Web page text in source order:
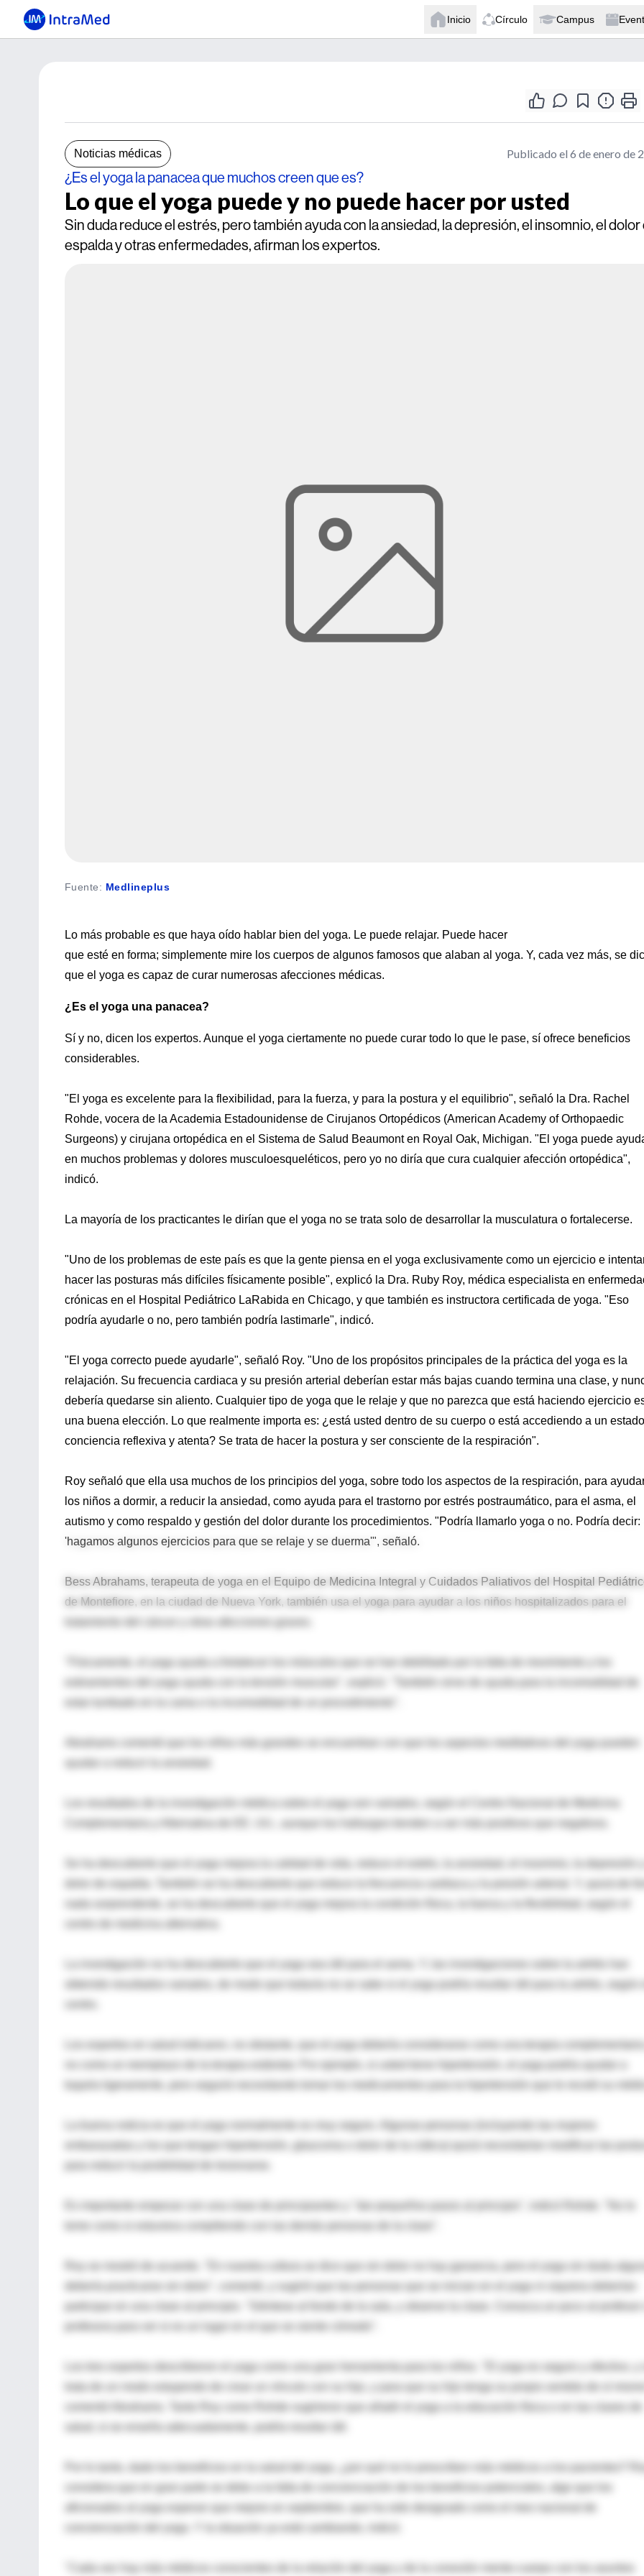
Inicio Círculo Campus
Noticias médicas Publicado el 6 de enero de
¿Es el yoga la panacea que muchos creen que es?
Lo que el yoga puede y no puede hacer por usted
Sin duda reduce el estrés, pero también ayuda con la ansiedad, la depresión, el insomnio, el dolor
espalda y otras enfermedades, afirman los expertos.
Fuente: Medlineplus
Lo más probable es que haya oído hablar bien del yoga. Le puede relajar. Puede hacer
que esté en forma; simplemente mire los cuerpos de algunos famosos que alaban al yoga. Y, cada vez más, se
que el yoga es capaz de curar numerosas afecciones médicas.
¿Es el yoga una panacea?
Sí y no, dicen los expertos. Aunque el yoga ciertamente no puede curar todo lo que le pase, sí ofrece beneficios
considerables.
"El yoga es excelente para la flexibilidad, para la fuerza, y para la postura y el equilibrio", señaló la Dra. Rachel
Rohde, vocera de la Academia Estadounidense de Cirujanos Ortopédicos (American Academy of Orthopaedic
Surgeons) y cirujana ortopédica en el Sistema de Salud Beaumont en Royal Oak, Michigan. "El yoga puede
en muchos problemas y dolores musculoesqueléticos, pero yo no diría que cura cualquier afección ortopédica",
indicó.
La mayoría de los practicantes le dirían que el yoga no se trata solo de desarrollar la musculatura o fortalecerse.
"Uno de los problemas de este país es que la gente piensa en el yoga exclusivamente como un ejercicio e
hacer las posturas más difíciles físicamente posible", explicó la Dra. Ruby Roy, médica especialista en
crónicas en el Hospital Pediátrico LaRabida en Chicago, y que también es instructora certificada de yoga. "Eso
podría ayudarle o no, pero también podría lastimarle", indicó.
"El yoga correcto puede ayudarle", señaló Roy. "Uno de los propósitos principales de la práctica del yoga es la
relajación. Su frecuencia cardiaca y su presión arterial deberían estar más bajas cuando termina una clase, y
debería quedarse sin aliento. Cualquier tipo de yoga que le relaje y que no parezca que está haciendo ejercicio
una buena elección. Lo que realmente importa es: ¿está usted dentro de su cuerpo o está accediendo a un
conciencia reflexiva y atenta? Se trata de hacer la postura y ser consciente de la respiración".
Roy señaló que ella usa muchos de los principios del yoga, sobre todo los aspectos de la respiración, para
los niños a dormir, a reducir la ansiedad, como ayuda para el trastorno por estrés postraumático, para el asma, el
autismo y como respaldo y gestión del dolor durante los procedimientos. "Podría llamarlo yoga o no. Podría decir:
'hagamos algunos ejercicios para que se relaje y se duerma'", señaló.
Bess Abrahams, terapeuta de yoga en el Equipo de Medicina Integral y Cuidados Paliativos del Hospital
de Montefiore, en la ciudad de Nueva York, también usa el yoga para ayudar a los niños hospitalizados para el
"Físicamente, el yoga ayuda a fortalecer los músculos que se han debilitado por la falta de movimiento y los
estiramientos del yoga ayuda con la tensión muscular", explicó. "También sirve de ayuda para la incomodidad de
Abrahams comentó que los niños más grandes se encuentran con que los aspectos meditativos del yoga pueden
Los resultados de la investigación médica sobre el yoga son variados, según el Centro Nacional de Medicina
Complementaria y Alternativa de EE. UU., aunque los hallazgos tienden a ser más positivos que negativos.
Se ha descubierto que el yoga mejora la calidad de vida, reduce el estrés, la ansiedad, el insomnio, la depresión
dolor de espalda. También se ha descubierto que reduce la frecuencia cardiaca y la presión arterial. Y, quizá de
nada sorprendente, se ha descubierto que el yoga mejora la condición física, la fuerza y la flexibilidad, según el
La investigación no ha descubierto que el yoga sea útil para el asma. Y, las investigaciones sobre la artritis han
obtenido resultados variados, de modo que todavía no se sabe si el yoga podría resultar útil para la artritis, según
Los expertos en salud indicaron, no obstante, que el yoga debería considerarse como una terapia
no como un reemplazo de la terapia estándar. Por ejemplo, si usted tiene hipertensión, el yoga podría ayudar a
bajarla ligeramente, pero seguirá necesitando tomar los medicamentos para la hipertensión que le recetó su
La buena noticia es que el yoga normalmente es muy seguro. Algunas personas (incluyendo las mujeres
embarazadas y los que tengan hipertensión, glaucoma o dolor de la ciática) quizá necesitarían modificar las
Es importante empezar con una clase de principiantes y "dar pequeños pasos al principio", indicó Rohde. "No lo
Roy se mostró de acuerdo. "En nuestra cultura se dice que sin dolor no hay ganancia, pero el yoga sin duda
debería practicarse sin dolor", comentó, y sugirió que las personas que se inician en el yoga ni siquiera deberían
profesora para ver si es un lugar en el que se siente cómodo".
Los tres expertos describieron el yoga como una gran herramienta para los niños. "El yoga es seguro y efectivo, y
trata de un modo estupendo de crear un vínculo con su hijo, y para que su hijo tenga su propio sentido de sí
comentó Abrahams. Tanto Roy como Rohde sugirieron que añadir el yoga a la educación física o en las clases de
Por lo tanto, dado los beneficios en la salud del yoga, ¿por qué no lo prescriben más médicos a los pacientes?
considera que en gran parte se debe a la falta de concienciación de los beneficios potenciales, algo que los
aficionados al yoga esperan que mejore en septiembre, que ha sido designado como el mes nacional de
concienciación del yoga. Y la situación ya está cambiando, indicó.
"Cada vez hay más médicos conscientes de la relación del yoga y de la conexión mente-cuerpo con los asuntos